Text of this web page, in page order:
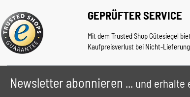
GEPRÜFTER SERVICE
Mit dem Trusted Shop Gütesiegel
Kaufpreisverlust bei Nicht-
Newsletter abonnieren ... und erhalte